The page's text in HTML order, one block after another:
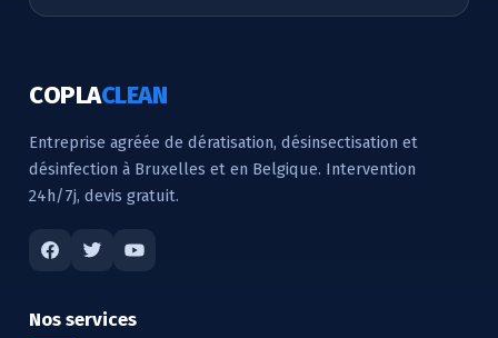
COPLACLEAN
Entreprise agréée de dératisation, désinsectisation et
désinfection à Bruxelles et en Belgique. Intervention
24h/7j, devis gratuit.
Nos services